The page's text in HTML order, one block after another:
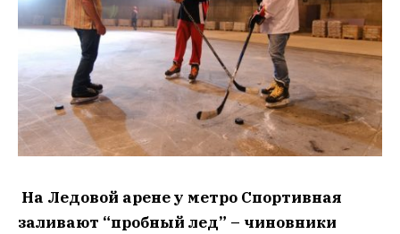
На Ледовой арене у метро Спортивная
заливают “пробный лед” – чиновники